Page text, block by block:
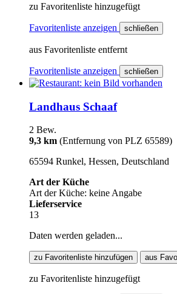
zu Favoritenliste hinzugefügt
Favoritenliste anzeigen schließen
aus Favoritenliste entfernt
Favoritenliste anzeigen schließen
Landhaus Schaaf
2 Bew.
9,3 km (Entfernung von PLZ 65589)
65594 Runkel, Hessen, Deutschland
Art der Küche
Art der Küche: keine Angabe
Lieferservice
13
Daten werden geladen...
zu Favoritenliste hinzufügen aus
zu Favoritenliste hinzugefügt